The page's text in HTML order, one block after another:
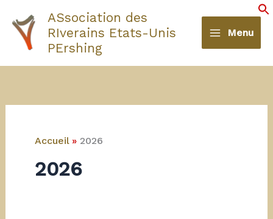
contenu
ASsociation des
RIverains Etats-Unis
PErshing
Menu
Accueil 2026
2026